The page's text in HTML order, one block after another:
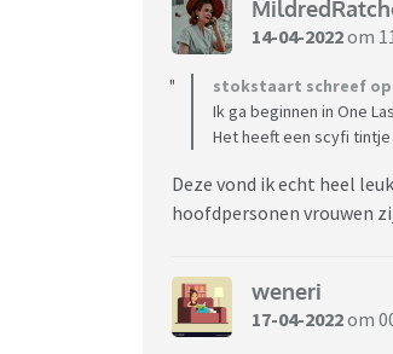
14-04-2022om
stokstaart schreef op
Ik ga beginnen in One
Het heeft een scyfi
Deze vond ik echt heel
hoofdpersonen vrouwen
weneri
17-04-2022om